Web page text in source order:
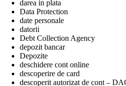
darea in plata
Data Protection
date personale
datorii
Debt Collection Agency
depozit bancar
Depozite
deschidere cont online
descoperire de card
descoperit autorizat de cont –